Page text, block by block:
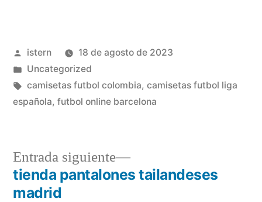
Publicado
por
istern
18 de agosto de 2023
Publicado
en
Uncategorized
Etiquetas:
camisetas futbol colombia, camisetas futbol liga
española, futbol online barcelona
Navegación
Entrada siguiente
Entrada
siguiente:
tienda pantalones tailandeses
madrid